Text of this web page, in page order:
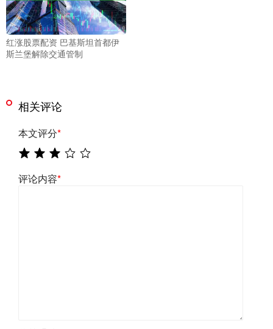
红涨股票配资 巴基斯坦首都伊
斯兰堡解除交通管制
相关评论
本文评分*
评论内容*